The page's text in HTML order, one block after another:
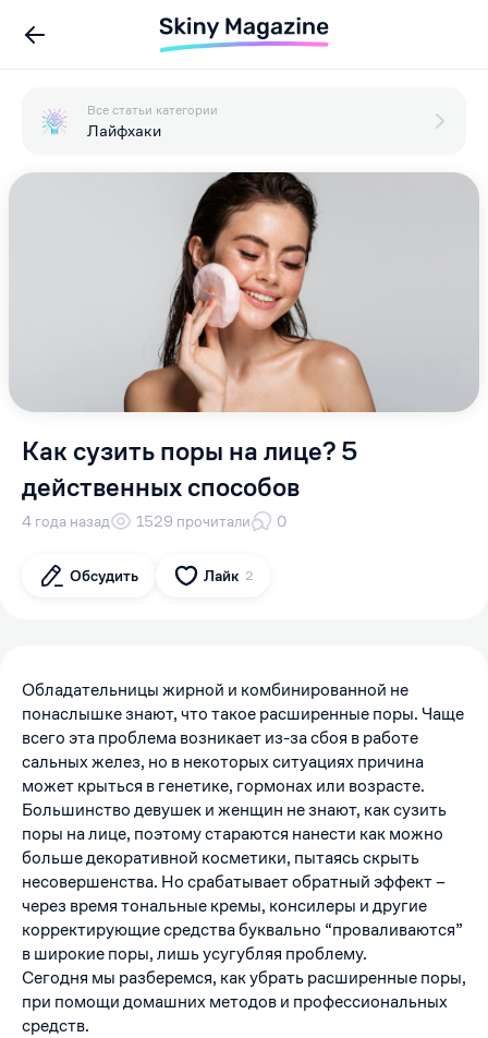
Все статьи категории
Лайфхаки
Как сузить поры на лице? 5
действенных способов
4 года назад 1529 прочитали 0
Обсудить Лайк 2
Обладательницы жирной и комбинированной не
понаслышке знают, что такое расширенные поры. Чаще
всего эта проблема возникает из-за сбоя в работе
сальных желез, но в некоторых ситуациях причина
может крыться в генетике, гормонах или возрасте.
Большинство девушек и женщин не знают, как сузить
поры на лице, поэтому стараются нанести как можно
больше декоративной косметики, пытаясь скрыть
несовершенства. Но срабатывает обратный эффект –
через время тональные кремы, консилеры и другие
корректирующие средства буквально “проваливаются”
в широкие поры, лишь усугубляя проблему.
Сегодня мы разберемся, как убрать расширенные поры,
при помощи домашних методов и профессиональных
средств.